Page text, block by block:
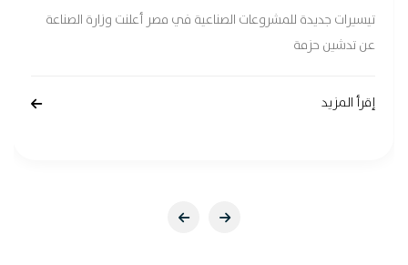
تيسيرات جديدة للمشروعات الصناعية في مصر أعلنت وزارة الصناعة
عن تدشين حزمة
إقرأ المزيد